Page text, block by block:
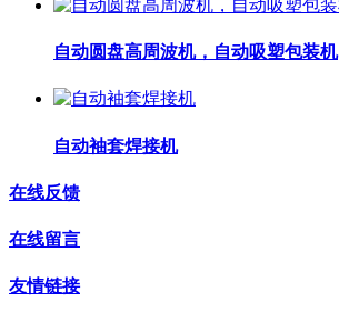
自动圆盘高周波机，自动吸塑包装机
自动袖套焊接机
在线反馈
在线留言
友情链接